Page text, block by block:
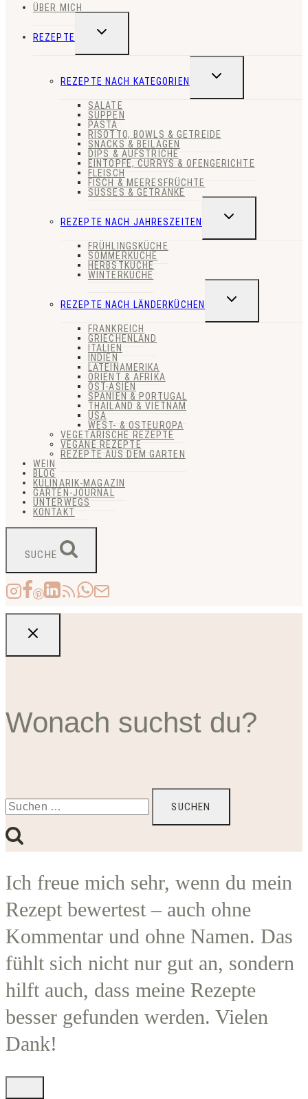
ÜBER MICH
REZEPTE
UNTERMENÜ
REZEPTE NACH KATEGORIEN
UNTERMENÜ
SALATE
SUPPEN
PASTA
RISOTTO, BOWLS & GETREIDE
SNACKS & BEILAGEN
DIPS & AUFSTRICHE
EINTÖPFE, CURRYS & OFENGERICHTE
FLEISCH
FISCH & MEERESFRÜCHTE
SÜSSES & GETRÄNKE
REZEPTE NACH JAHRESZEITEN
UNTERMENÜ
FRÜHLINGSKÜCHE
SOMMERKÜCHE
HERBSTKÜCHE
WINTERKÜCHE
REZEPTE NACH LÄNDERKÜCHEN
UNTERMENÜ
FRANKREICH
GRIECHENLAND
ITALIEN
INDIEN
LATEINAMERIKA
ORIENT & AFRIKA
OST-ASIEN
SPANIEN & PORTUGAL
THAILAND & VIETNAM
USA
WEST- & OSTEUROPA
VEGETARISCHE REZEPTE
VEGANE REZEPTE
REZEPTE AUS DEM GARTEN
WEIN
BLOG
KULINARIK-MAGAZIN
GARTEN-JOURNAL
UNTERWEGS
KONTAKT
SUCHE
Wonach suchst du?
Suchen
nach:
Ich freue mich sehr, wenn du mein
Rezept bewertest – auch ohne
Kommentar und ohne Namen. Das
fühlt sich nicht nur gut an, sondern
hilft auch, dass meine Rezepte
besser gefunden werden. Vielen
Dank!